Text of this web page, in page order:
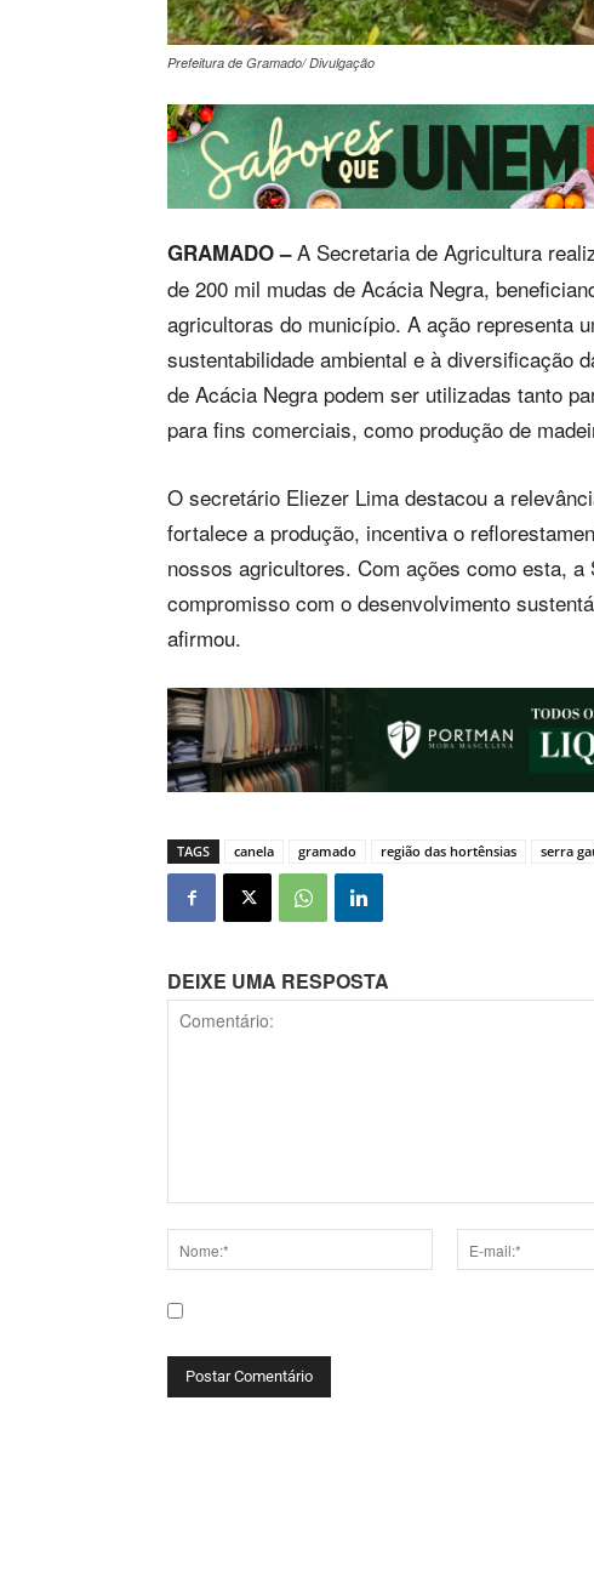
Prefeitura de Gramado/ Divulgação
GRAMADO –A Secretaria de Agricultura
de 200 mil mudas de Acácia Negra,
agricultoras do município. A ação representa
sustentabilidade ambiental e à diversificação
de Acácia Negra podem ser utilizadas tanto
para fins comerciais, como produção de
O secretário Eliezer Lima destacou a
fortalece a produção, incentiva o
nossos agricultores. Com ações como esta,
compromisso com o desenvolvimento
afirmou.
TAGS canela gramado região das hortênsias serra
DEIXE UMA RESPOSTA